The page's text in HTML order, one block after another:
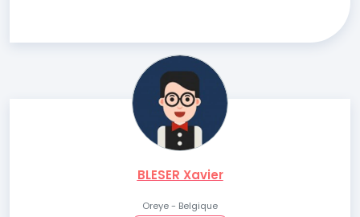
BLESER Xavier
Oreye - Belgique